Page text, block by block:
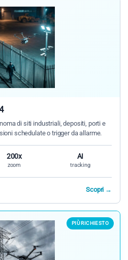
di siti industriali, depositi, porti e
schedulate o trigger da allarme.
200x
zoom
AI
tracking
Scopri →
PIÙ RICHIESTO